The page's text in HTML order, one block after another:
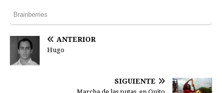
ANTERIOR
Hugo
SIGUIENTE